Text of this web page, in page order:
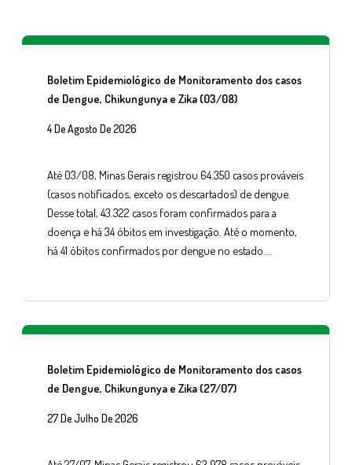
Boletim Epidemiológico de Monitoramento dos casos
de Dengue, Chikungunya e Zika (03/08)
4 De Agosto De 2026
Até 03/08, Minas Gerais registrou 64.350 casos prováveis
(casos notificados, exceto os descartados) de dengue.
Desse total, 43.322 casos foram confirmados para a
doença e há 34 óbitos em investigação. Até o momento,
há 41 óbitos confirmados por dengue no estado….
Boletim Epidemiológico de Monitoramento dos casos
de Dengue, Chikungunya e Zika (27/07)
27 De Julho De 2026